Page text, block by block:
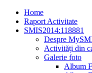
Skip
content
Home
Raport Activitate
SMIS2014:118881
Despre
Activități din
Galerie foto
Album